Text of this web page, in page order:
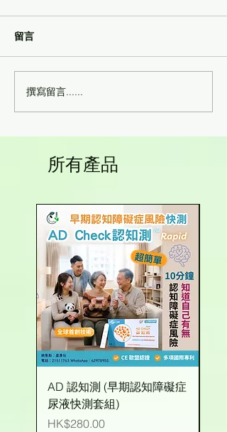
絡治療師 | 健康講座講師
留言
撰寫留言......
所有產品
AD 認知測 (早期認知障礙症
尿液快測套組)
價格
HK$280.00